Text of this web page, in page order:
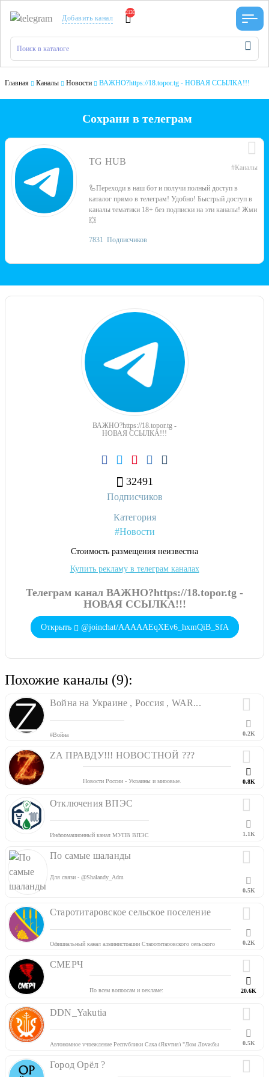
Добавить канал
2130
Главная Каналы Новости ВАЖНО?https://18.topor.tg - НОВАЯ ССЫЛКА!!!
Сохрани в телеграм
TG HUB
#Каналы
🦾Переходи в наш бот и получи полный доступ в
каталог прямо в телеграм! Удобно! Быстрый доступ в
каналы тематики 18+ без подписки на эти каналы! Жми
💥
7831 Подписчиков
ВАЖНО?https://18.topor.tg -
НОВАЯ ССЫЛКА!!!
Телеграм канал ВАЖНО?https://18.topor.tg -
НОВАЯ ССЫЛКА!!!
Открыть @joinchat/AAAAAEqXEv6_hxmQiB_SfA
32491
Подписчиков
Категория
#Новости
Cтоимость размещения неизвестна
Купить рекламу в телеграм каналах
Похожие каналы (9):
Война на Украине , Россия , WAR...
#Война
#Россиия
#Плен
0.2K
ZA ПРАВДУ!!! НОВОСТНОЙ ???
Новости России - Украины и мировые.
Пригласить друга:t.me/newsday3
Чат:t.me/chatnewsday
0.8K
Отключения ВПЭС
Информационный канал МУПВ ВПЭС 1.1K
По самые шаланды
Для связи - @Shalandy_Adm
0.5K
Старотитаровское сельское поселение
Официальный канал администрации Старотитаровского сельского
0.2K
СМЕРЧ
По всем вопросам и рекламе:
20.6K
DDN_Yakutia
Автономное учреждение Республики Саха (Якутия) "Дом Дружбы
0.5K
Город Орёл ?